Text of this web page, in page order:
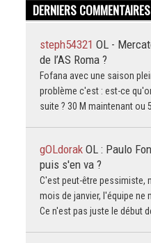
DERNIERS COMMENTAIRES
steph54321 OL -
de l’AS Roma ?
Fofana avec une saison
problème c'est : est-ce
suite ? 30 M maintenant ou
gOLdorak OL : Paulo
puis s'en va ?
C'est peut-être pessimiste,
mois de janvier, l'équipe ne
Ce n'est pas juste le début